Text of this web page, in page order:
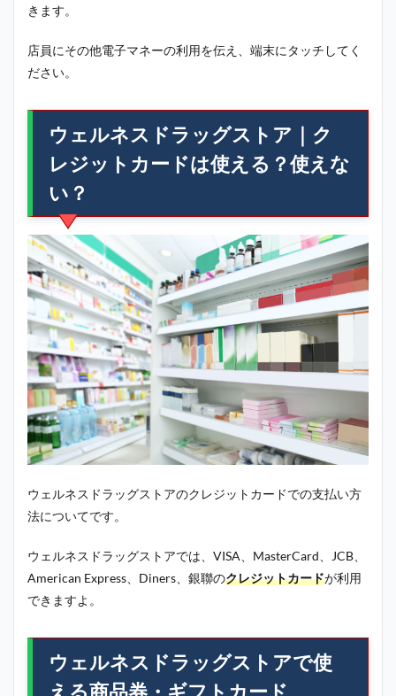
きます。
店員にその他電子マネーの利用を伝え、端末にタッチしてく
ださい。
ウェルネスドラッグストア｜ク
レジットカードは使える？使えな
い？
ウェルネスドラッグストアのクレジットカードでの支払い方
法についてです。
ウェルネスドラッグストアでは、VISA、MasterCard、JCB、
American Express、Diners、銀聯のクレジットカードが利用
できますよ。
ウェルネスドラッグストアで使